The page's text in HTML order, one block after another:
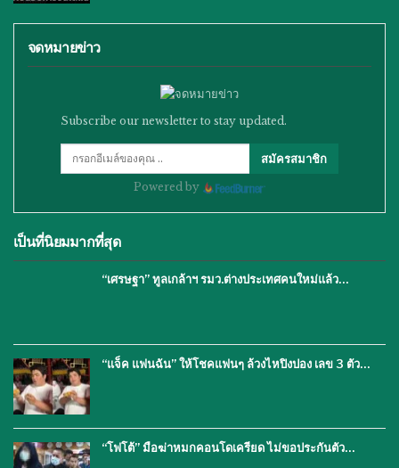
จดหมายข่าว
Subscribe our newsletter to stay updated.
สมัครสมาชิก
Powered by
เป็นที่นิยมมากที่สุด
“เศรษฐา” ทูลเกล้าฯ รมว.ต่างประเทศคนใหม่แล้ว…
“แจ็ค แฟนฉัน” ให้โชคแฟนๆ ล้วงไหปิงปอง เลข 3 ตัว…
“โฟโต้” มือฆ่าหมกคอนโดเครียด ไม่ขอประกันตัว…